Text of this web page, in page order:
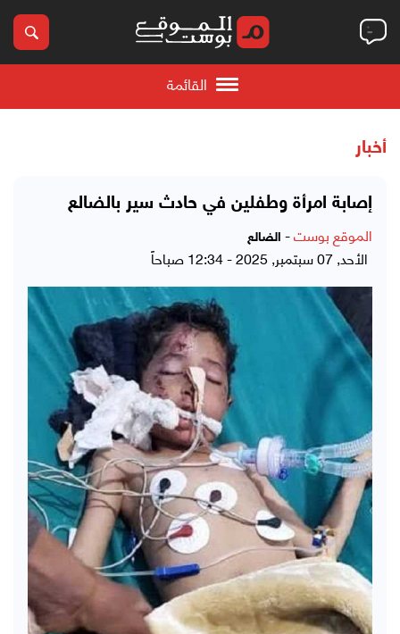
القائمة
أخبار
إصابة امرأة وطفلين في حادث سير بالضالع
الموقع بوست- الضالع
الأحد, 07 سبتمبر, 2025 - 12:34 صباحاً